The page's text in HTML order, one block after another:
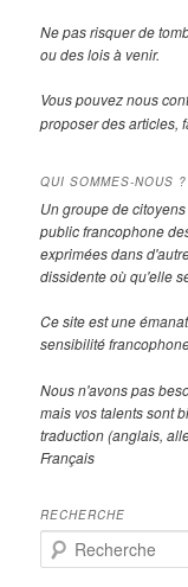
Ne pas risquer de
ou des lois à venir.
Vous pouvez nous
proposer des articles,
QUI SOMMES-NOUS ?
Un groupe de
public francophone
exprimées dans
dissidente où qu'elle
Ce site est une
sensibilité
Nous n'avons pas
mais vos talents sont
traduction (anglais,
Français
RECHERCHE
e